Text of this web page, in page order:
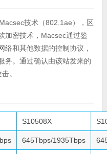
技术（802.1ae），区
加密技术，Macsec通过鉴
络和其他数据的控制协议，
务。通过确认由该站发来的
。
S10508X
645Tbps/1935Tbps